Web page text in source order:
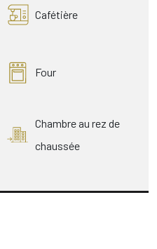
Cafétière
Four
Chambre au rez de
chaussée